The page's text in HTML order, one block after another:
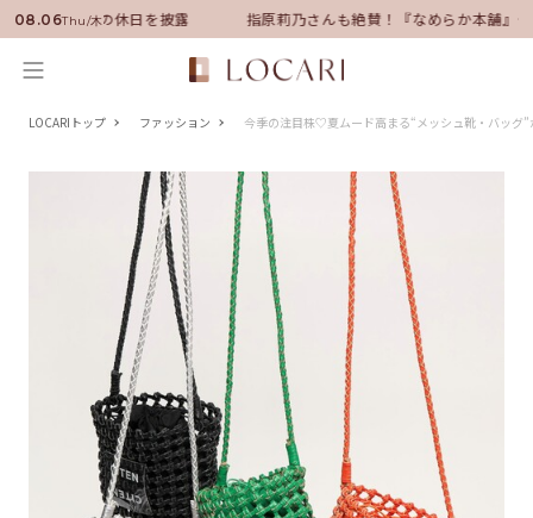
08.06Thu/木
！いい男の休日を披露 指原莉乃さんも絶賛！『なめらか本舗』保湿
LOCARIトップ ファッション 今季の注目株♡夏ムード高まる“メッシュ靴・バッグ